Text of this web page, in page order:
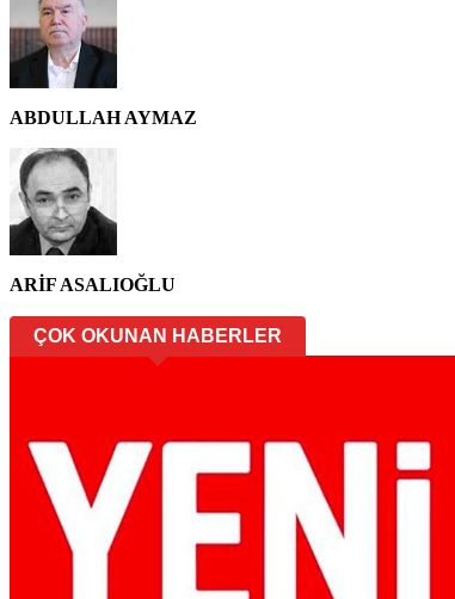
ABDULLAH AYMAZ
ARİF ASALIOĞLU
ÇOK OKUNAN HABERLER